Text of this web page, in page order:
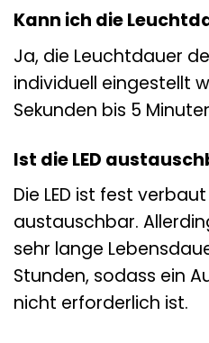
Kann ich die
Ja, die Leuchtdauer
individuell eingestellt
Sekunden bis 5
Ist die LED
Die LED ist fest
austauschbar.
sehr lange
Stunden, sodass ein
nicht erforderlich ist.